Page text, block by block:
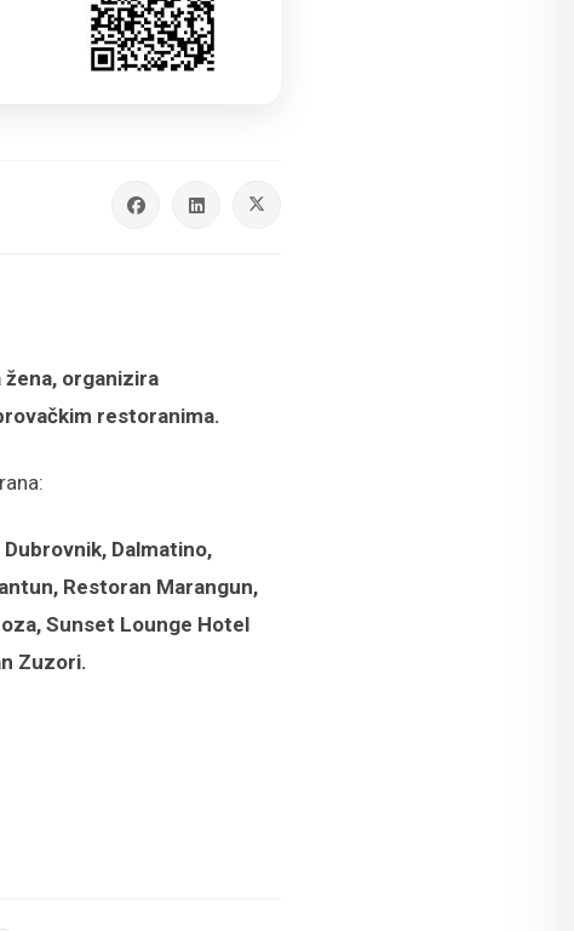
žena, organizira
restoranima.
Dalmatino,
Restoran Marangun,
Sunset Lounge Hotel
Zuzori.